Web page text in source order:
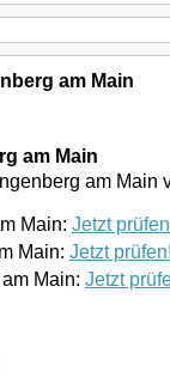
am Main
am Main
am Main
Main: Jetzt
Main: Jetzt
Main: Jetzt